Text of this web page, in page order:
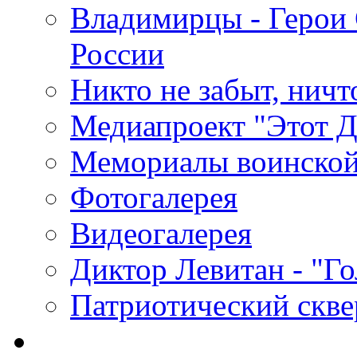
Владимирцы - Герои
России
Никто не забыт,
Медиапроект "Этот
Мемориалы
Фотогалерея
Видеогалерея
Диктор Левитан -
Патриотический